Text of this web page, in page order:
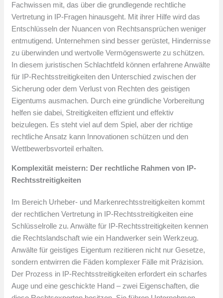
Fachwissen mit, das über die grundlegende rechtliche
Vertretung in IP-Fragen hinausgeht. Mit ihrer Hilfe wird das
Entschlüsseln der Nuancen von Rechtsansprüchen weniger
entmutigend. Unternehmen sind besser gerüstet, Hindernisse
zu überwinden und wertvolle Vermögenswerte zu schützen.
In diesem juristischen Schlachtfeld können erfahrene Anwälte
für IP-Rechtsstreitigkeiten den Unterschied zwischen der
Sicherung oder dem Verlust von Rechten des geistigen
Eigentums ausmachen. Durch eine gründliche Vorbereitung
helfen sie dabei, Streitigkeiten effizient und effektiv
beizulegen. Es steht viel auf dem Spiel, aber der richtige
rechtliche Ansatz kann Innovationen schützen und den
Wettbewerbsvorteil erhalten.
Komplexität meistern: Der rechtliche Rahmen von IP-
Rechtsstreitigkeiten
Im Bereich Urheber- und Markenrechtsstreitigkeiten kommt
der rechtlichen Vertretung in IP-Rechtsstreitigkeiten eine
Schlüsselrolle zu. Anwälte für IP-Rechtsstreitigkeiten kennen
die Rechtslandschaft wie ein Handwerker sein Werkzeug.
Anwälte für geistiges Eigentum rezitieren nicht nur Gesetze,
sondern entwirren die Fäden komplexer Fälle mit Präzision.
Der Prozess in IP-Rechtsstreitigkeiten erfordert ein scharfes
Auge und eine geschickte Hand – zwei Eigenschaften, die